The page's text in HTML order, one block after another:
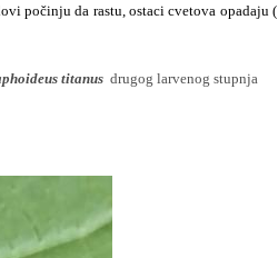
počinju da rastu, ostaci cvetova opadaju (
titanus drugog larvenog stupnja